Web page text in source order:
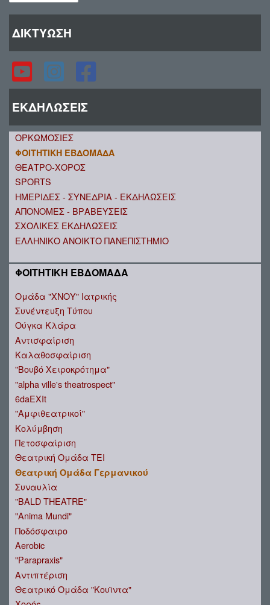
ΔΙΚΤΥΩΣΗ
ΕΚΔΗΛΩΣΕΙΣ
ΟΡΚΩΜΟΣΙΕΣ
ΦΟΙΤΗΤΙΚΗ ΕΒΔΟΜΑΔΑ
ΘΕΑΤΡΟ-ΧΟΡΟΣ
SPORTS
ΗΜΕΡΙΔΕΣ - ΣΥΝΕΔΡΙΑ - ΕΚΔΗΛΩΣΕΙΣ
ΑΠΟΝΟΜΕΣ - ΒΡΑΒΕΥΣΕΙΣ
ΣΧΟΛΙΚΕΣ ΕΚΔΗΛΩΣΕΙΣ
ΕΛΛΗΝΙΚΟ ΑΝΟΙΚΤΟ ΠΑΝΕΠΙΣΤΗΜΙΟ
ΦΟΙΤΗΤΙΚΗ ΕΒΔΟΜΑΔΑ
Ομάδα "ΧΝΟΥ" Ιατρικής
Συνέντευξη Τύπου
Ούγκα Κλάρα
Αντισφαίριση
Καλαθοσφαίριση
"Βουβό Χειροκρότημα"
"alpha ville's theatrospect"
6daEXIt
"Αμφιθεατρικοί"
Κολύμβηση
Πετοσφαίριση
Θεατρική Ομάδα ΤΕΙ
Θεατρική Ομάδα Γερμανικού
Συναυλία
"BALD THEATRE"
"Anima Mundi"
Ποδόσφαιρο
Aerobic
"Parapraxis"
Αντιπτέριση
Θεατρικό Ομάδα "Κουϊντα"